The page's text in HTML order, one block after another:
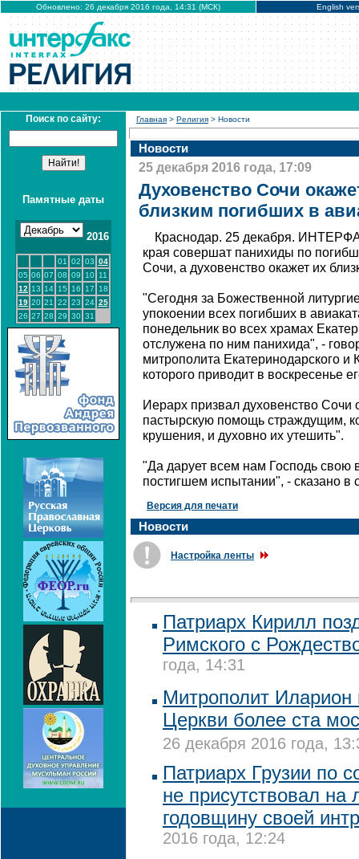
Обновлено: 26 декабря 2016 года, 14:31 (МСК) English
Поиск по сайту:
Памятные даты
2016
01 02 03 04
05 06 07 08 09 10
11
12 13 14 15 16 17
18
19 20 21 22 23 24 25
26 27 28 29 30 31
Главная > Религия > Новости
Новости
25 декабря 2016 года, 17:09
Духовенство Сочи
близким погибших в
Краснодар. 25 декабря.
края совершат панихиды по
Сочи, а духовенство окажет их
"Сегодня за Божественной
упокоении всех погибших в
понедельник во всех храмах
отслужена по ним панихида", -
митрополита Екатеринодарского и
которого приводит в воскресенье
Иерарх призвал духовенство Сочи
пастырскую помощь страждущим,
крушения, и духовно их утешить".
"Да дарует всем нам Господь свою
постигшем испытании", - сказано в
Версия для печати
Новости
Настройка ленты
Патриарх Кирилл
Римского с
года, 14:31
Митрополит Иларион
Церкви более ста
26 декабря 2016 года,
Патриарх Грузии по
не присутствовал на
годовщину своей
2016 года, 12:24